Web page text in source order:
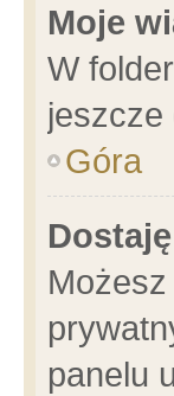
Moje
W
jeszcze
Góra
panelu